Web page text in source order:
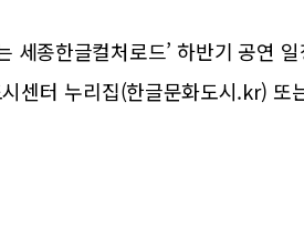
세종한글컬처로드’ 하반기 공연
센터 누리집(한글문화도시.kr)